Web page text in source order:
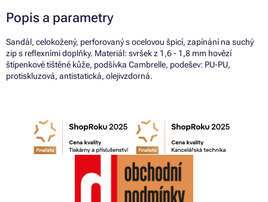
Popis a parametry
Sandál, celokožený, perforovaný s ocelovou špicí, zapínání na suchý
zip s reflexními doplňky. Materiál: svršek z 1,6 - 1,8 mm hovězí
štípenkové tištěné kůže, podšívka Cambrelle, podešev: PU-PU,
protiskluzová, antistatická, olejivzdorná.